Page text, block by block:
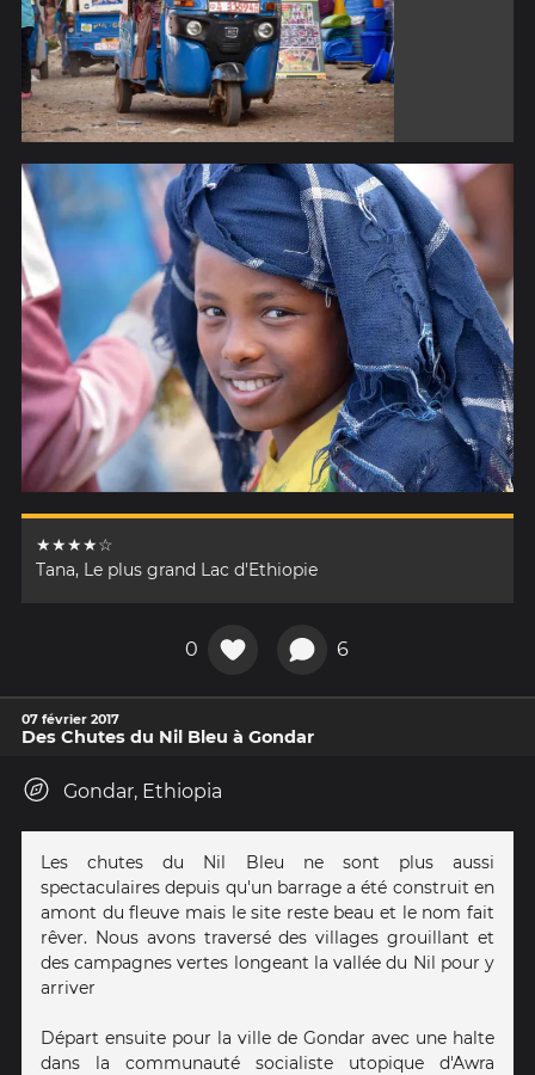
★★★★☆
Tana, Le plus grand Lac d'Ethiopie
0 6
07 février 2017
Des Chutes du Nil Bleu à Gondar
Gondar, Ethiopia
Les chutes du Nil Bleu ne sont plus aussi
spectaculaires depuis qu'un barrage a été construit en
amont du fleuve mais le site reste beau et le nom fait
rêver. Nous avons traversé des villages grouillant et
des campagnes vertes longeant la vallée du Nil pour y
arriver
Départ ensuite pour la ville de Gondar avec une halte
dans la communauté socialiste utopique d'Awra